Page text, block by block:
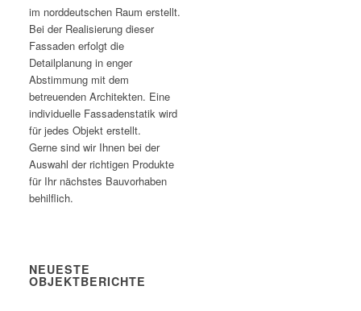
im norddeutschen Raum erstellt.
Bei der Realisierung dieser
Fassaden erfolgt die
Detailplanung in enger
Abstimmung mit dem
betreuenden Architekten. Eine
individuelle Fassadenstatik wird
für jedes Objekt erstellt.
Gerne sind wir Ihnen bei der
Auswahl der richtigen Produkte
für Ihr nächstes Bauvorhaben
behilflich.
NEUESTE
OBJEKTBERICHTE